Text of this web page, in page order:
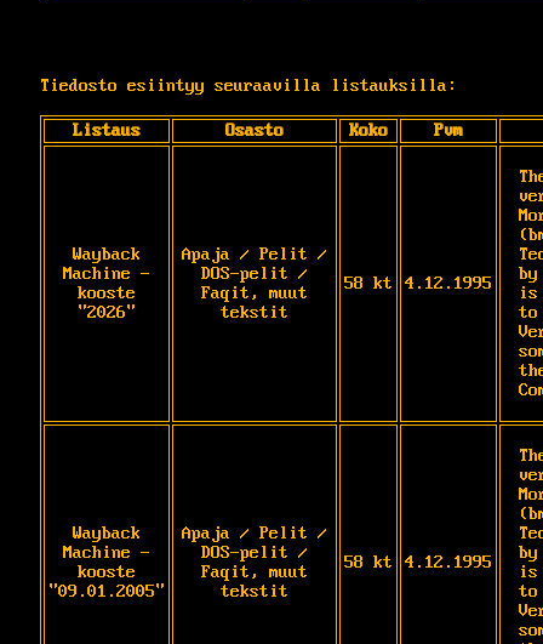
Tiedosto esiintyy seuraavilla listauksilla:
Listaus Osasto Koko Pvm
Wayback
Machine -
kooste
"2026"
Apaja / Pelit /
DOS-pelit /
Faqit, muut
tekstit
58 kt 4.12.1995
is
to
Wayback
Machine -
kooste
"09.01.2005"
Apaja / Pelit /
DOS-pelit /
Faqit, muut
tekstit
58 kt 4.12.1995
is
to